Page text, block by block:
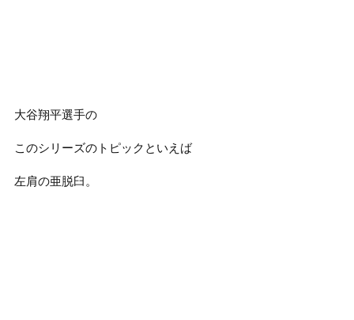
大谷翔平選手の
このシリーズのトピックといえば
左肩の亜脱臼。